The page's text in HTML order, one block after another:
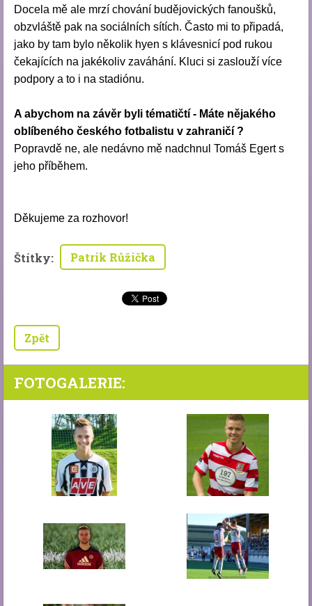
Docela mě ale mrzí chování budějovických fanoušků,
obzvláště pak na sociálních sítích. Často mi to připadá,
jako by tam bylo několik hyen s klávesnicí pod rukou
čekajících na jakékoliv zaváhání. Kluci si zaslouží více
podpory a to i na stadiónu.
A abychom na závěr byli tématičtí - Máte nějakého
oblíbeného českého fotbalistu v zahraničí ?
Popravdě ne, ale nedávno mě nadchnul Tomáš Egert s
jeho příběhem.
Děkujeme za rozhovor!
Štítky: Patrik Růžička
Zpět
FOTOGALERIE: